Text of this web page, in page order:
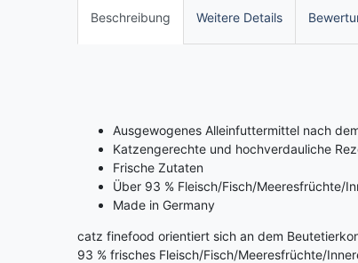
Beschreibung Weitere Details
Ausgewogenes Alleinfuttermittel nach
Katzengerechte und hochverdauliche
Frische Zutaten
Über 93 % Fleisch/Fisch/Meeresfrüchte/
Made in Germany
catz finefood orientiert sich an dem
93 % frisches Fleisch/Fisch/Meeresfrüchte/